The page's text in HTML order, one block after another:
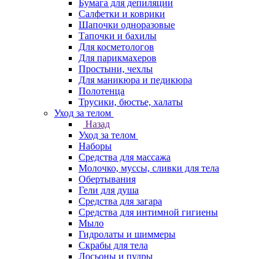
Бумага для депиляции
Салфетки и коврики
Шапочки одноразовые
Тапочки и бахилы
Для косметологов
Для парикмахеров
Простыни, чехлы
Для маникюра и педикюра
Полотенца
Трусики, бюстье, халаты
Уход за телом
Назад
Уход за телом
Наборы
Средства для массажа
Молочко, муссы, сливки для тела
Обертывания
Гели для душа
Средства для загара
Средства для интимной гигиены
Мыло
Гидролаты и шиммеры
Скрабы для тела
Лосьоны и пудры